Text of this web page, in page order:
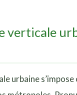
verticale
urbaine